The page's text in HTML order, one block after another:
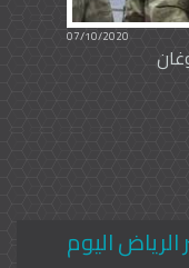
07/10/2020
الرياض اليوم